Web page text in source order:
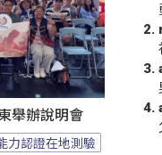
舉辦說明會
力認證在地測驗